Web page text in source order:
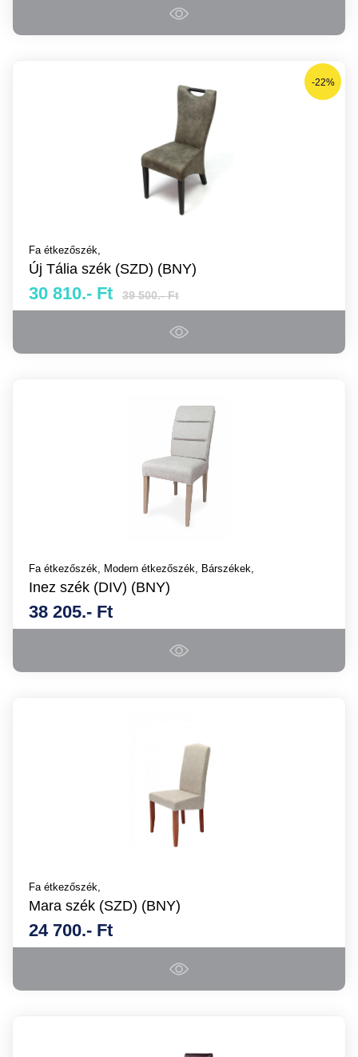
-22%
Fa étkezőszék,
Új Tália szék (SZD) (BNY)
30 810.- Ft 39 500.- Ft
Fa étkezőszék, Modern étkezőszék, Bárszékek,
Inez szék (DIV) (BNY)
38 205.- Ft
Fa étkezőszék,
Mara szék (SZD) (BNY)
24 700.- Ft